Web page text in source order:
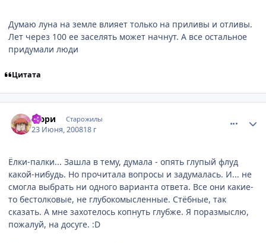
Думаю луна на земле влияет только на приливы и отливы.
Лет через 100 ее заселять может начнут. А все остальное
придумали люди
Цитата
Аюри Старожилы
23 Июня, 200818 г
Ёлки-палки... Зашла в тему, думала - опять глупый флуд
какой-нибудь. Но прочитала вопросы и задумалась. И... не
смогла выбрать ни одного варианта ответа. Все они какие-
то бестолковые, не глубокомысленные. Стёбные, так
сказать. А мне захотелось копнуть глубже. Я поразмыслю,
пожалуй, на досуге. :D